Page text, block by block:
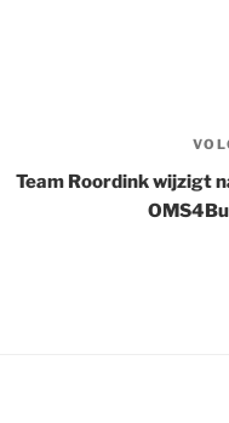
Team Roordink wijzigt